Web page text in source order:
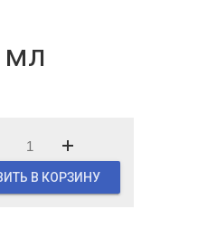
мл
В КОРЗИНУ